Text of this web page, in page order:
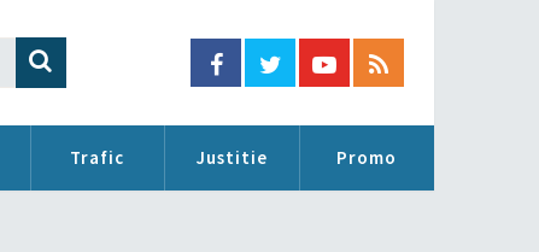
Trafic Justitie Promo